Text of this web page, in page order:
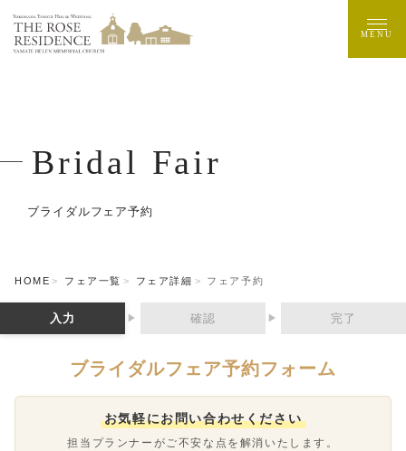
Bridal Fair
ブライダルフェア予約
MENU
HOME フェア一覧 フェア詳細 フェア予約
入力 ▶ 確認 ▶ 完了
ブライダルフェア予約フォーム
お気軽にお問い合わせください
担当プランナーがご不安な点を解消いたします。